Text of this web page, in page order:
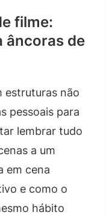
filme:
âncoras de
estruturas não
pessoais para
lembrar tudo
a um
em cena
e como o
hábito